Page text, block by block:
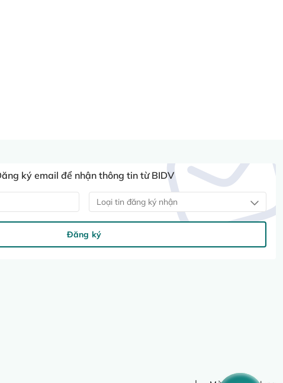
ký email để nhận thông tin từ BIDV
Loại tin đăng ký nhận
Đăng ký